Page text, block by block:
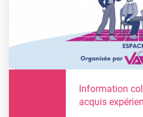
Information
acquis